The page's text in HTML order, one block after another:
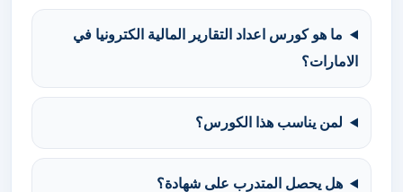
ما هو كورس اعداد التقارير المالية الكترونيا في
الامارات؟
لمن يناسب هذا الكورس؟
هل يحصل المتدرب على شهادة؟